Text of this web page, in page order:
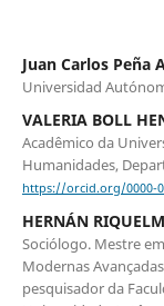
Juan Carlos Peña
Universidad
VALERIA BOLL
Acadêmico da
Humanidades,
https://orcid.org/0000-
HERNÁN
Sociólogo. Mestre
Modernas
pesquisador da